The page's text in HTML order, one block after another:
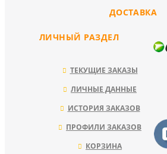
ДОСТАВКА
ЛИЧНЫЙ РАЗДЕЛ
ТЕКУЩИЕ ЗАКАЗЫ
ЛИЧНЫЕ ДАННЫЕ
ИСТОРИЯ ЗАКАЗОВ
ПРОФИЛИ ЗАКАЗОВ
КОРЗИНА